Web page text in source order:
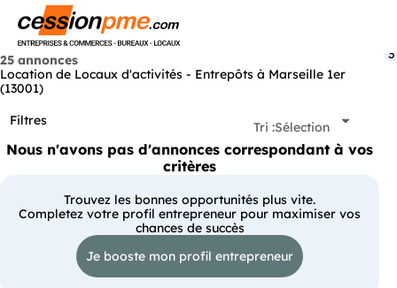
25 annonces
Location de Locaux d'activités - Entrepôts à Marseille 1er
(13001)
Filtres
3
Tri :Sélection
Nous n'avons pas d'annonces correspondant à vos
critères
Trouvez les bonnes opportunités plus vite.
Completez votre profil entrepreneur pour maximiser vos
chances de succès
Je booste mon profil entrepreneur